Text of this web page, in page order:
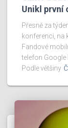
Unikl první
Přesně za
konferenci, na
Fandové
telefon Google
Podle většiny